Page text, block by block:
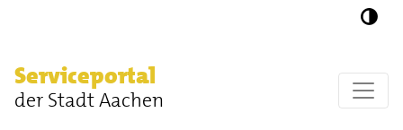
Serviceportal
der Stadt Aachen